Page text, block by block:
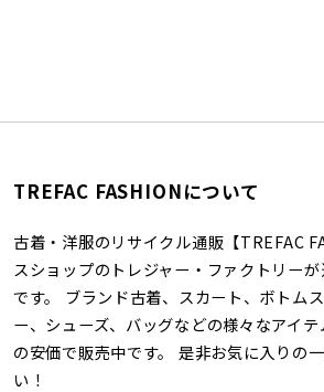
TREFAC FASHIONについて
古着・洋服のリサイクル通販【TREFAC
スショップのトレジャー・ファクトリー
です。 ブランド古着、スカート、ボトム
ー、シューズ、バッグなどの様々なアイ
の安価で販売中です。 是非お気に入りの
い！